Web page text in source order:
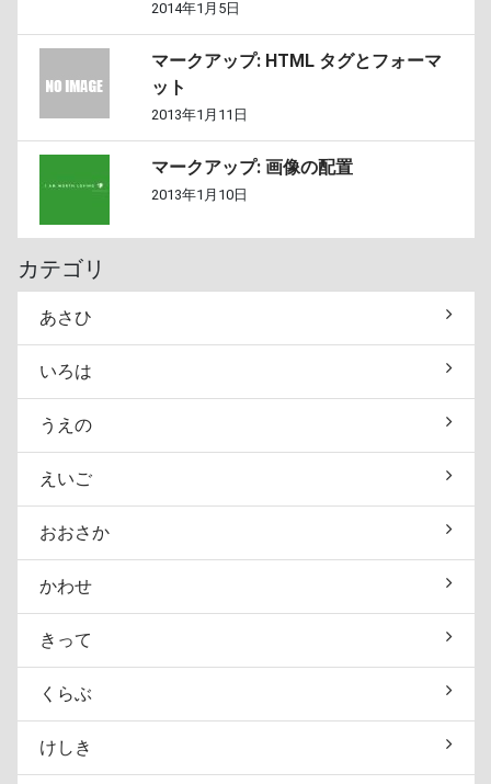
2014年1月5日
マークアップ: HTML タグとフォーマ
ット
2013年1月11日
マークアップ: 画像の配置
2013年1月10日
カテゴリ
あさひ
いろは
うえの
えいご
おおさか
かわせ
きって
くらぶ
けしき